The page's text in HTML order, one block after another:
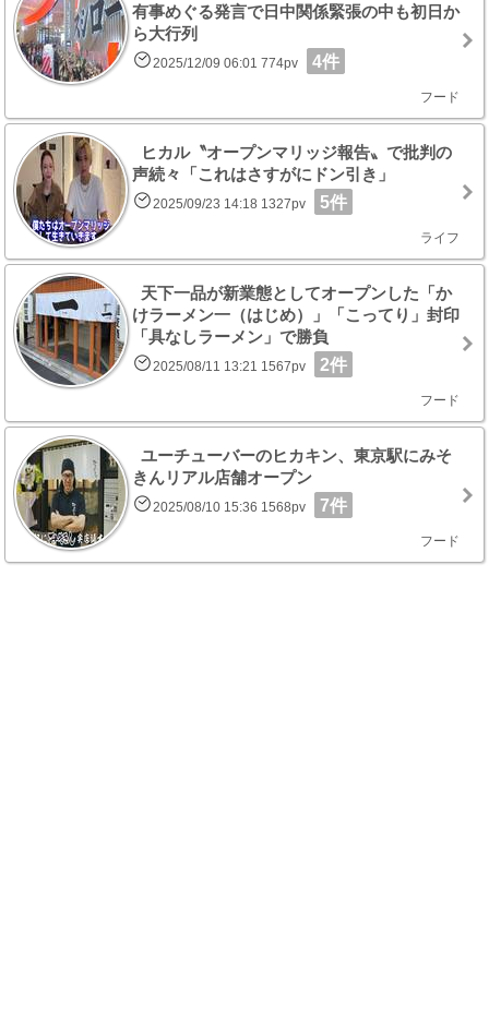
有事めぐる発言で日中関係緊張の中も初日か
ら大行列
2025/12/09 06:01 774pv 4件
フード
ヒカル〝オープンマリッジ報告〟で批判の
声続々「これはさすがにドン引き」
2025/09/23 14:18 1327pv 5件
ライフ
天下一品が新業態としてオープンした「か
けラーメン一（はじめ）」「こってり」封印
「具なしラーメン」で勝負
2025/08/11 13:21 1567pv 2件
フード
ユーチューバーのヒカキン、東京駅にみそ
きんリアル店舗オープン
2025/08/10 15:36 1568pv 7件
フード